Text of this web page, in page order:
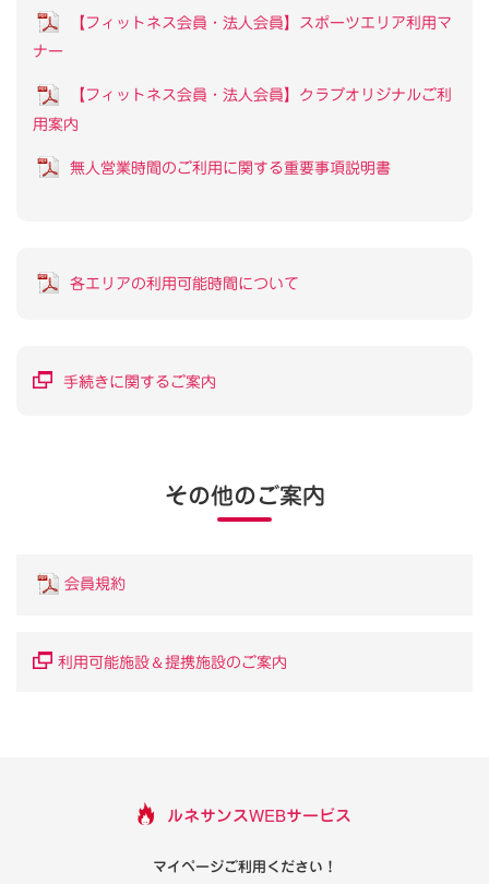
【フィットネス会員・法人会員】スポーツエリア利用マ
ナー
【フィットネス会員・法人会員】クラブオリジナルご利
用案内
無人営業時間のご利用に関する重要事項説明書
各エリアの利用可能時間について
手続きに関するご案内
その他のご案内
会員規約
利用可能施設 ＆ 提携施設のご案内
ルネサンスWEBサービス
マイページご利用ください！